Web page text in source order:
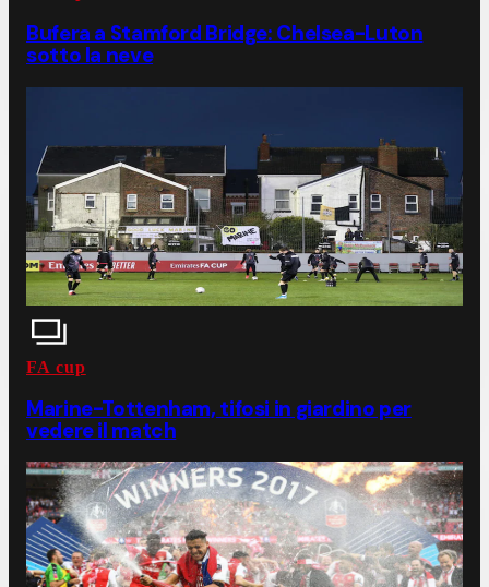
Bufera a Stamford Bridge: Chelsea-Luton
sotto la neve
FA cup
Marine-Tottenham, tifosi in giardino per
vedere il match